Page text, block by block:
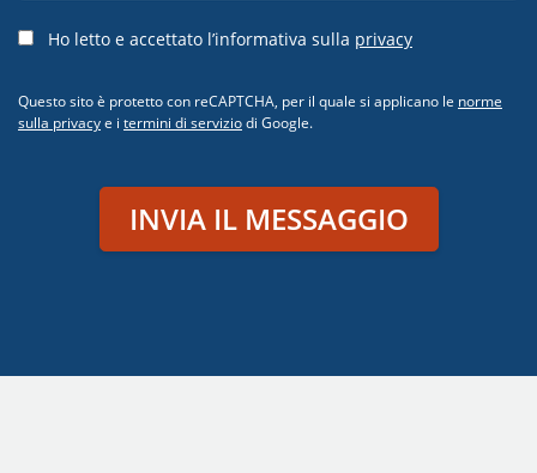
Ho letto e accettato l’informativa sulla privacy
Questo sito è protetto con reCAPTCHA, per il quale si applicano le norme
sulla privacye i termini di serviziodi Google.
INVIA IL MESSAGGIO